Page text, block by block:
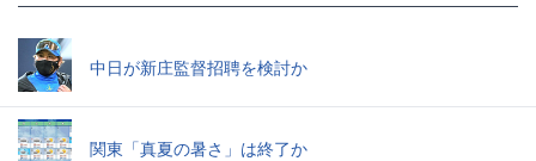
中日が新庄監督招聘を検討か
関東「真夏の暑さ」は終了か